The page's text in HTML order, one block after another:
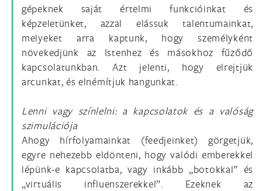
gépeknek saját értelmi funkcióinkat és
képzeletünket, azzal elássuk talentumainkat,
melyeket arra kaptunk, hogy személyként
növekedjünk az Istenhez és másokhoz fűződő
kapcsolatunkban. Azt jelenti, hogy elrejtjük
arcunkat, és elnémítjuk hangunkat.
Lenni vagy színlelni: a kapcsolatok és a valóság
szimulációja
Ahogy hírfolyamainkat (feedjeinket) görgetjük,
egyre nehezebb eldönteni, hogy valódi emberekkel
lépünk-e kapcsolatba, vagy inkább „botokkal” és
„virtuális influenszerekkel”. Ezeknek az